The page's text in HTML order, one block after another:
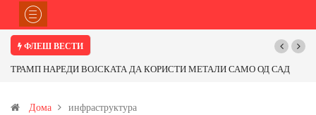
ФЛЕШ ВЕСТИ
ДА КОРИСТИ МЕТАЛИ САМО ОД САД
Почнува
Дома инфраструктура